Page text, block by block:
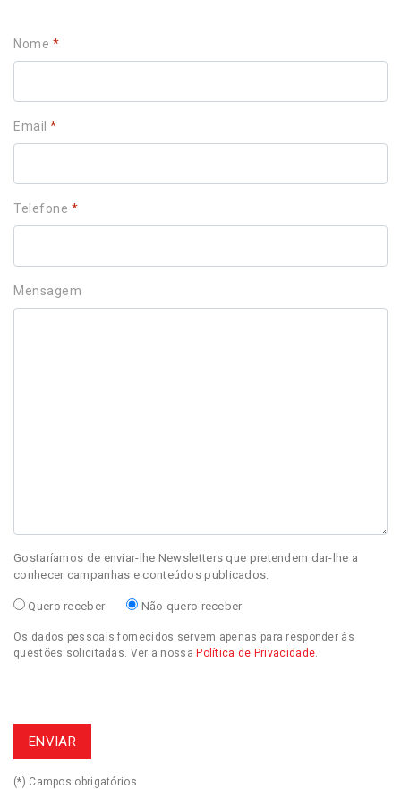
Nome *
Email *
Telefone *
Mensagem
Gostaríamos de enviar-lhe Newsletters que pretendem dar-lhe a
conhecer campanhas e conteúdos publicados.
Quero receber Não quero receber
Os dados pessoais fornecidos servem apenas para responder às
questões solicitadas. Ver a nossa Política de Privacidade.
(*) Campos obrigatórios